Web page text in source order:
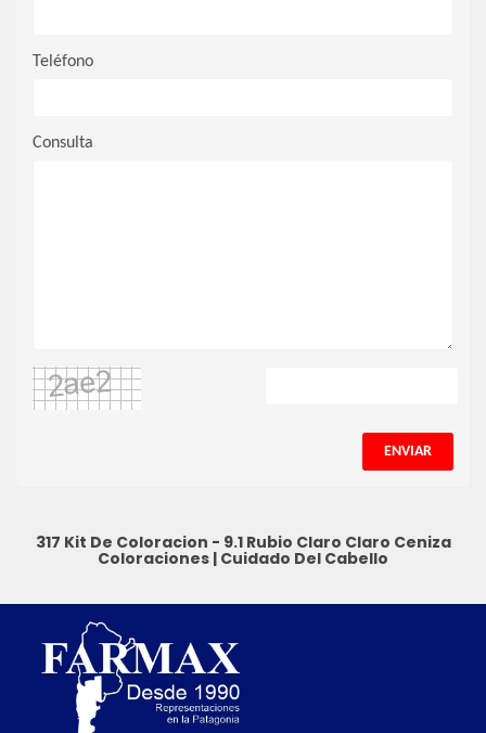
Teléfono
Consulta
ENVIAR
317 Kit De Coloracion - 9.1 Rubio Claro Claro Ceniza
Coloraciones | Cuidado Del Cabello